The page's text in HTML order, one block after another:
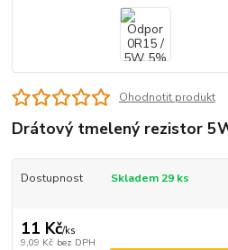
Ohodnotit produkt
Drátový tmelený rezistor
Dostupnost Skladem 29 ks
11 Kč/ks
9,09 Kč bez DPH